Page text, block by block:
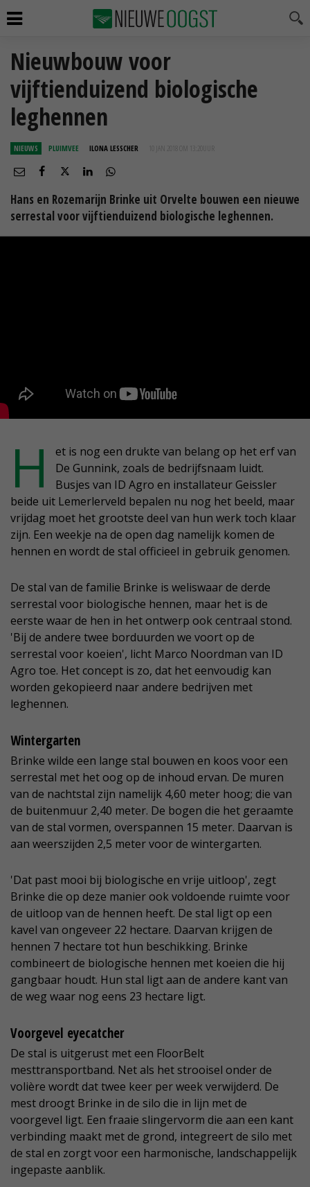
Nieuwbouw voor
vijftienduizend biologische
leghennen
NIEUWS PLUIMVEE ILONA LESSCHER 10 JAN 2018 OM 13:20
Hans en Rozemarijn Brinke uit Orvelte bouwen een nieuwe
serrestal voor vijftienduizend biologische leghennen.
H
et is nog een drukte van belang op het erf van
De Gunnink, zoals de bedrijfsnaam luidt.
Busjes van ID Agro en installateur Geissler
beide uit Lemerlerveld bepalen nu nog het beeld, maar
vrijdag moet het grootste deel van hun werk toch klaar
zijn. Een weekje na de open dag namelijk komen de
hennen en wordt de stal officieel in gebruik genomen.
De stal van de familie Brinke is weliswaar de derde
serrestal voor biologische hennen, maar het is de
eerste waar de hen in het ontwerp ook centraal stond.
'Bij de andere twee borduurden we voort op de
serrestal voor koeien', licht Marco Noordman van ID
Agro toe. Het concept is zo, dat het eenvoudig kan
worden gekopieerd naar andere bedrijven met
leghennen.
Wintergarten
Brinke wilde een lange stal bouwen en koos voor een
serrestal met het oog op de inhoud ervan. De muren
van de nachtstal zijn namelijk 4,60 meter hoog; die van
de buitenmuur 2,40 meter. De bogen die het geraamte
van de stal vormen, overspannen 15 meter. Daarvan is
aan weerszijden 2,5 meter voor de wintergarten.
'Dat past mooi bij biologische en vrije uitloop', zegt
Brinke die op deze manier ook voldoende ruimte voor
de uitloop van de hennen heeft. De stal ligt op een
kavel van ongeveer 22 hectare. Daarvan krijgen de
hennen 7 hectare tot hun beschikking. Brinke
combineert de biologische hennen met koeien die hij
gangbaar houdt. Hun stal ligt aan de andere kant van
de weg waar nog eens 23 hectare ligt.
Voorgevel eyecatcher
De stal is uitgerust met een FloorBelt
mesttransportband. Net als het strooisel onder de
volière wordt dat twee keer per week verwijderd. De
mest droogt Brinke in de silo die in lijn met de
voorgevel ligt. Een fraaie slingervorm die aan een kant
verbinding maakt met de grond, integreert de silo met
de stal en zorgt voor een harmonische, landschappelijk
ingepaste aanblik.